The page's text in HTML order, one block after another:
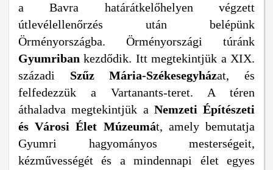
a Bavra határátkelőhelyen végzett
útlevélellenőrzés után belépünk
Örményországba. Örményországi túránk
Gyumribankezdődik. Itt megtekintjük a XIX.
századi Szűz Mária-Székesegyházat, és
felfedezzük a Vartanants-teret. A téren
áthaladva megtekintjük a Nemzeti Építészeti
és Városi Élet Múzeumát, amely bemutatja
Gyumri hagyományos mesterségeit,
kézművességét és a mindennapi élet egyes